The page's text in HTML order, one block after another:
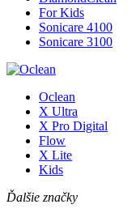
For Kids
Sonicare 4100
Sonicare 3100
Oclean
X Ultra
X Pro Digital
Flow
X Lite
Kids
Ďalšie značky